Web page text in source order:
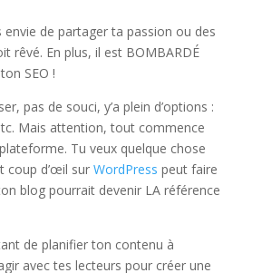
envie de partager ta passion ou des
rêvé. En plus, il est BOMBARDÉ
SEO !
pas de souci, y’a plein d’options :
Mais attention, tout commence
Tu veux quelque chose
coup d’œil sur WordPress peut faire
blog pourrait devenir LA référence
de planifier ton contenu à
avec tes lecteurs pour créer une